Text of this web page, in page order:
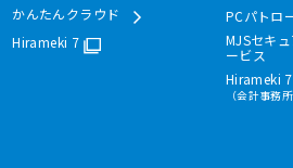
かんたんクラウド
Hirameki 7
PCパトロ
MJSセキ
ービス
Hirameki 7
（会計事務